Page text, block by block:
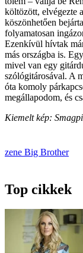
költözött, elvégezte
köszönhetően
folyamatosan
Ezenkívül hívtak
más országba is.
mivel van egy
szólógitárosával. A
óta komoly
megállapodom, és
Kiemelt kép:
zene Big Brother
Top cikkek